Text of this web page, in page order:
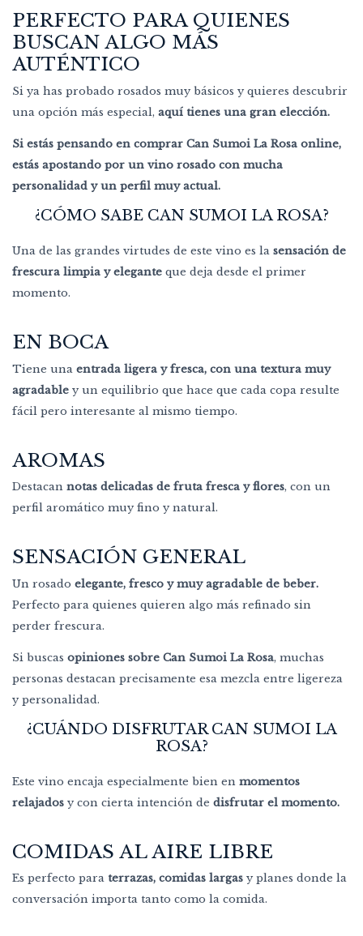
PERFECTO PARA QUIENES
BUSCAN ALGO MÁS
AUTÉNTICO
Si ya has probado rosados muy básicos y quieres descubrir
una opción más especial, aquí tienes una gran elección.
Si estás pensando en comprar Can Sumoi La Rosa online,
estás apostando por un vino rosado con mucha
personalidad y un perfil muy actual.
¿CÓMO SABE CAN SUMOI LA ROSA?
Una de las grandes virtudes de este vino es la sensación de
frescura limpia y elegante que deja desde el primer
momento.
EN BOCA
Tiene una entrada ligera y fresca, con una textura muy
agradable y un equilibrio que hace que cada copa resulte
fácil pero interesante al mismo tiempo.
AROMAS
Destacan notas delicadas de fruta fresca y flores, con un
perfil aromático muy fino y natural.
SENSACIÓN GENERAL
Un rosado elegante, fresco y muy agradable de beber.
Perfecto para quienes quieren algo más refinado sin
perder frescura.
Si buscas opiniones sobre Can Sumoi La Rosa, muchas
personas destacan precisamente esa mezcla entre ligereza
y personalidad.
¿CUÁNDO DISFRUTAR CAN SUMOI LA
ROSA?
Este vino encaja especialmente bien en momentos
relajados y con cierta intención de disfrutar el momento.
COMIDAS AL AIRE LIBRE
Es perfecto para terrazas, comidas largas y planes donde la
conversación importa tanto como la comida.